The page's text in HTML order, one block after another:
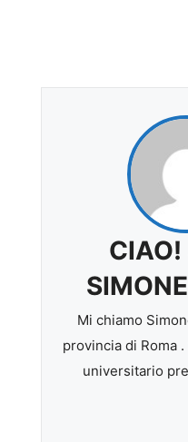
CIAO!
Mi chiamo
provincia di Roma
universitario